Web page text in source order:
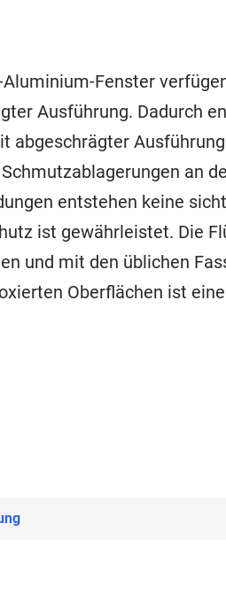
Fenster
Ausführung. Dadurch
abgeschrägter
an
entstehen keine
ist gewährleistet. Die
und mit den üblichen
Oberflächen ist